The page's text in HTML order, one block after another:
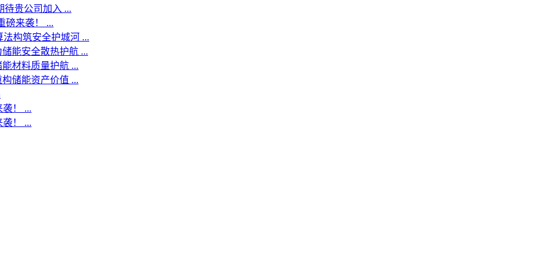
待贵公司加入 ...
磅来袭！ ...
构筑安全护城河 ...
能安全散热护航 ...
材料质量护航 ...
储能资产价值 ...
！ ...
！ ...